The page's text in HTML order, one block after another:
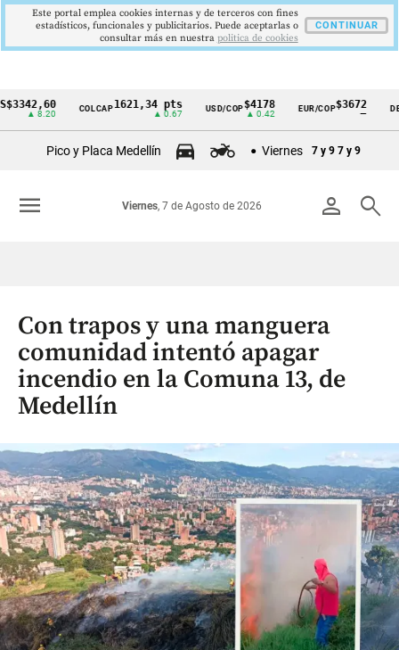
Cintillo
Colombia
COLCAP1621,34 pts USD/COP$4178
▲ 0.42
EUR/COP$3672
—
Pico y Placa Medellín Viernes 7 y 9 7 y 9
person search
Viernes, 7 de Agosto de 2026
menu
Con trapos y una manguera
comunidad intentó apagar
incendio en la Comuna 13, de
Medellín
Este portal emplea cookies internas y de terceros con fines
estadísticos, funcionales y publicitarios. Puede aceptarlas o
consultar más en nuestra politica de cookies
CONTINUAR